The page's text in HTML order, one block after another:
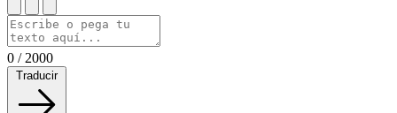
0 / 2000
Traducir